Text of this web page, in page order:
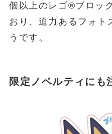
個以上のレゴ®ブロッ
おり、迫力あるフォト
うです。
限定ノベルティにも